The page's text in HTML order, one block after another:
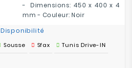
- Dimensions: 450 x 400 x 4
mm - Couleur: Noir
Disponibilité
Sousse Sfax Tunis Drive-IN